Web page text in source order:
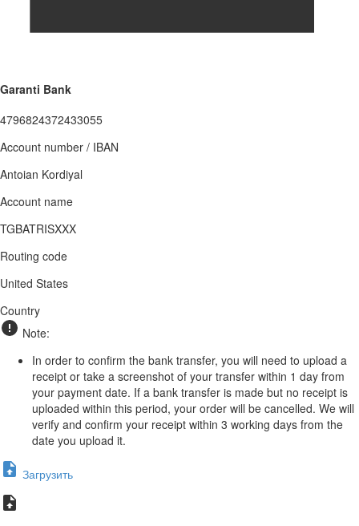
Garanti Bank
4796824372433055
Account number / IBAN
Antoian Kordiyal
Account name
TGBATRISXXX
Routing code
United States
Country
Note:
In order to confirm the bank transfer, you will need to upload a
receipt or take a screenshot of your transfer within 1 day from
your payment date. If a bank transfer is made but no receipt is
uploaded within this period, your order will be cancelled. We will
verify and confirm your receipt within 3 working days from the
date you upload it.
Загрузить